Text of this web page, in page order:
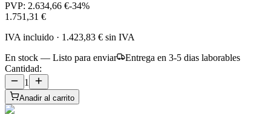
PVP: 2.634,66 €-34%
1.751,31 €
IVA incluido · 1.423,83 € sin IVA
En stock — Listo para enviar
Entrega en 3-5 dias laborables
Cantidad:
1
Anadir al carrito